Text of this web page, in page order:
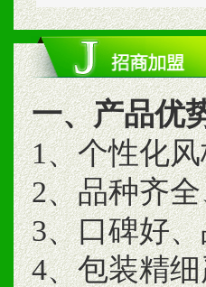
一、产品优
1、个性化
2、品种齐
3、口碑好
4、包装精